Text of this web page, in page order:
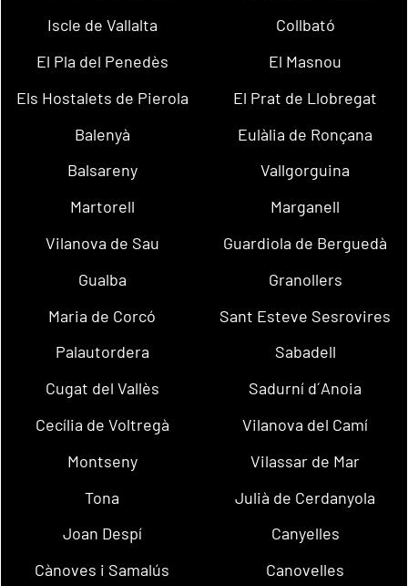
Iscle de Vallalta
Collbató
El Pla del Penedès
El Masnou
Els Hostalets de Pierola
El Prat de Llobregat
Balenyà
Eulàlia de Ronçana
Balsareny
Vallgorguina
Martorell
Marganell
Vilanova de Sau
Guardiola de Berguedà
Gualba
Granollers
Maria de Corcó
Sant Esteve Sesrovires
Palautordera
Sabadell
Cugat del Vallès
Sadurní d´Anoia
Cecília de Voltregà
Vilanova del Camí
Montseny
Vilassar de Mar
Tona
Julià de Cerdanyola
Joan Despí
Canyelles
Cànoves i Samalús
Canovelles